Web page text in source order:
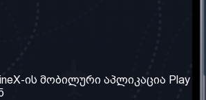
წესები და პირობები
ის მობილური აპლიკაცია Play